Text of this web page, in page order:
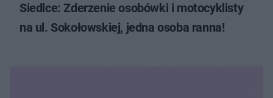
Siedlce: Zderzenie osobówki i motocyklisty
na ul. Sokołowskiej, jedna osoba ranna!